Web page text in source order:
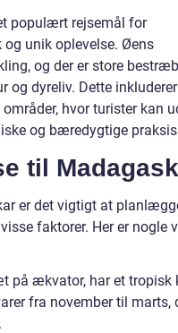
populært rejsemål for
og unik oplevelse. Øens
og der er store
og dyreliv. Dette inkluderer
hvor turister kan
og bæredygtige
til
er det vigtigt at
faktorer. Her er nogle
på ækvator, har et tropisk
fra november til marts,